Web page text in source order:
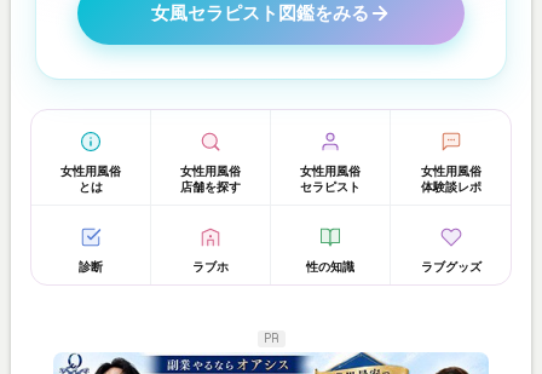
女風セラピスト図鑑をみる
女性用風俗
とは
女性用風俗
店舗を探す
女性用風俗
セラピスト
女性用風俗
体験談レポ
診断 ラブホ 性の知識 ラブグッズ
PR